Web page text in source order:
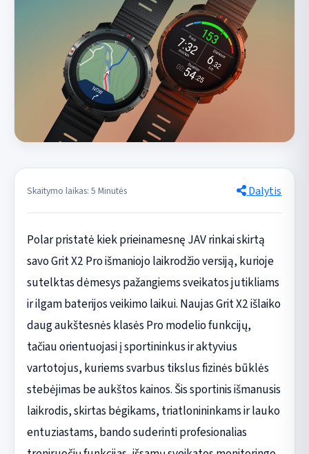
Skaitymo laikas: 5 Minutės Dalytis
Polar pristatė kiek prieinamesnę JAV rinkai skirtą
savo Grit X2 Pro išmaniojo laikrodžio versiją, kurioje
sutelktas dėmesys pažangiems sveikatos jutikliams
ir ilgam baterijos veikimo laikui. Naujas Grit X2 išlaiko
daug aukštesnės klasės Pro modelio funkcijų,
tačiau orientuojasi į sportininkus ir aktyvius
vartotojus, kuriems svarbus tikslus fizinės būklės
stebėjimas be aukštos kainos. Šis sportinis išmanusis
laikrodis, skirtas bėgikams, triatlonininkams ir lauko
entuziastams, bando suderinti profesionalias